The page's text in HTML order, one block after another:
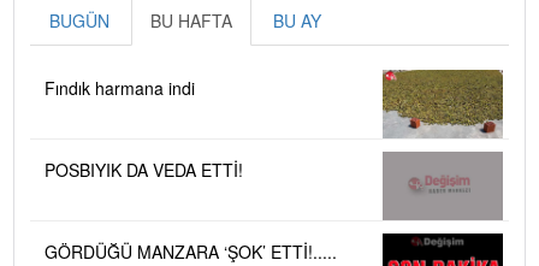
BUGÜN BU HAFTA BU AY
Fındık harmana indi
POSBIYIK DA VEDA ETTİ!
GÖRDÜĞÜ MANZARA ‘ŞOK’ ETTİ!.....